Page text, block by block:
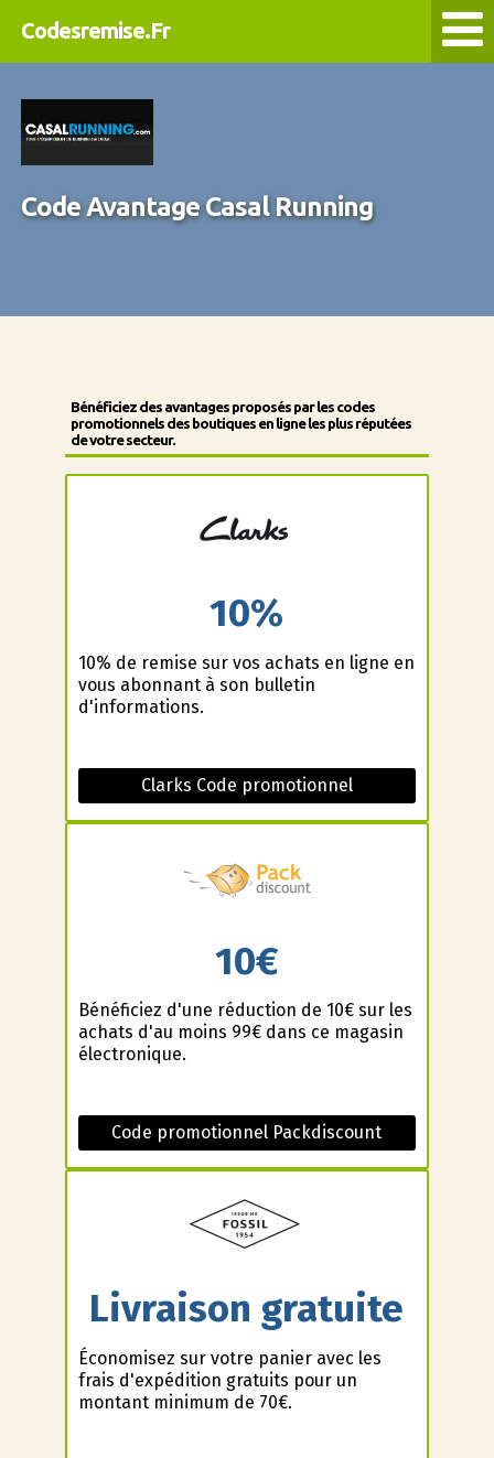
Codesremise.Fr
Code Avantage Casal Running
Bénéficiez des avantages proposés par les codes
promotionnels des boutiques en ligne les plus réputées
de votre secteur.
10%
10% de remise sur vos achats en ligne en
vous abonnant à son bulletin
d'informations.
Clarks Code promotionnel
10€
Bénéficiez d'une réduction de 10€ sur les
achats d'au moins 99€ dans ce magasin
électronique.
Code promotionnel Packdiscount
Livraison gratuite
Économisez sur votre panier avec les
frais d'expédition gratuits pour un
montant minimum de 70€.